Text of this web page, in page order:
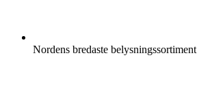
Nordens bredaste belysningssortiment